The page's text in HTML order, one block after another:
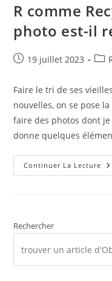
R comme
photo est-il
Publication
19 juillet 2023
Post
Faire le tri de ses
nouvelles, on se pose
faire des photos dont
donne quelques
Continuer La Lecture R
Il
Rechercher